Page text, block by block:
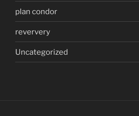
plan condor
reververy
Uncategorized